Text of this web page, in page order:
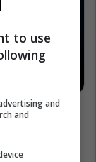
to use
and
and